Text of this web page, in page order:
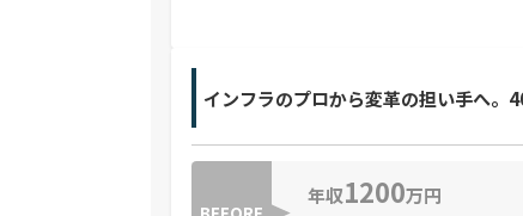
インフラのプロから変革の担い手へ。
年収1200万円